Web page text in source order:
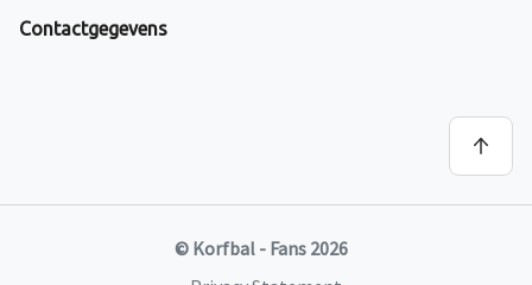
Contactgegevens
© Korfbal - Fans 2026